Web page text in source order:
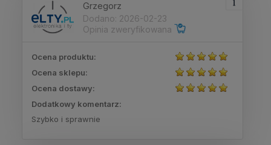
Grzegorz
Dodano: 2026-02-23
Opinia zweryfikowana
Ocena produktu:
Ocena sklepu:
Ocena dostawy:
Dodatkowy komentarz:
Szybko i sprawnie